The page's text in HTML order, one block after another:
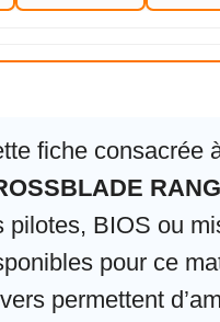
RANGER
fiche consacrée
pilotes, BIOS ou
pour ce
permettent